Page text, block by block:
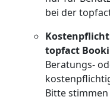
bei der
topfact
Beratungs-
Bitte